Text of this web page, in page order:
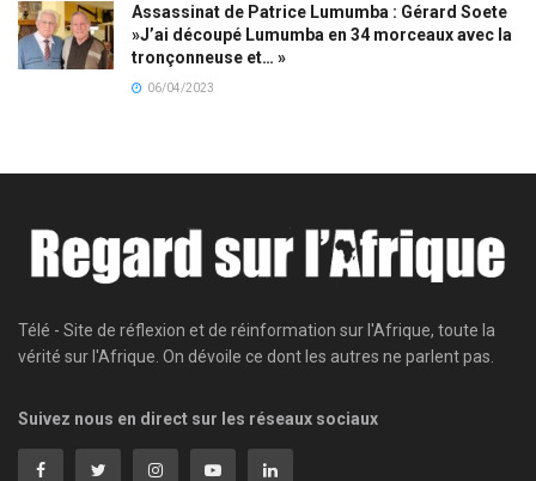
Assassinat de Patrice Lumumba : Gérard Soete
»J’ai découpé Lumumba en 34 morceaux avec la
tronçonneuse et… »
06/04/2023
Télé - Site de réflexion et de réinformation sur l'Afrique, toute la
vérité sur l'Afrique. On dévoile ce dont les autres ne parlent pas.
Suivez nous en direct sur les réseaux sociaux